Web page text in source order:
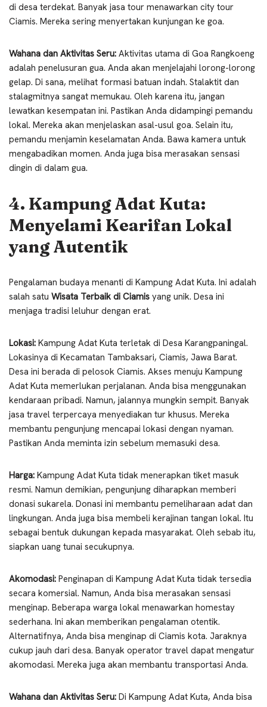
di desa terdekat. Banyak jasa tour menawarkan city tour
Ciamis. Mereka sering menyertakan kunjungan ke goa.
Wahana dan Aktivitas Seru: Aktivitas utama di Goa Rangkoeng
adalah penelusuran gua. Anda akan menjelajahi lorong-lorong
gelap. Di sana, melihat formasi batuan indah. Stalaktit dan
stalagmitnya sangat memukau. Oleh karena itu, jangan
lewatkan kesempatan ini. Pastikan Anda didampingi pemandu
lokal. Mereka akan menjelaskan asal-usul goa. Selain itu,
pemandu menjamin keselamatan Anda. Bawa kamera untuk
mengabadikan momen. Anda juga bisa merasakan sensasi
dingin di dalam gua.
4. Kampung Adat Kuta:
Menyelami Kearifan Lokal
yang Autentik
Pengalaman budaya menanti di Kampung Adat Kuta. Ini adalah
salah satu Wisata Terbaik di Ciamis yang unik. Desa ini
menjaga tradisi leluhur dengan erat.
Lokasi: Kampung Adat Kuta terletak di Desa Karangpaningal.
Lokasinya di Kecamatan Tambaksari, Ciamis, Jawa Barat.
Desa ini berada di pelosok Ciamis. Akses menuju Kampung
Adat Kuta memerlukan perjalanan. Anda bisa menggunakan
kendaraan pribadi. Namun, jalannya mungkin sempit. Banyak
jasa travel terpercaya menyediakan tur khusus. Mereka
membantu pengunjung mencapai lokasi dengan nyaman.
Pastikan Anda meminta izin sebelum memasuki desa.
Harga: Kampung Adat Kuta tidak menerapkan tiket masuk
resmi. Namun demikian, pengunjung diharapkan memberi
donasi sukarela. Donasi ini membantu pemeliharaan adat dan
lingkungan. Anda juga bisa membeli kerajinan tangan lokal. Itu
sebagai bentuk dukungan kepada masyarakat. Oleh sebab itu,
siapkan uang tunai secukupnya.
Akomodasi: Penginapan di Kampung Adat Kuta tidak tersedia
secara komersial. Namun, Anda bisa merasakan sensasi
menginap. Beberapa warga lokal menawarkan homestay
sederhana. Ini akan memberikan pengalaman otentik.
Alternatifnya, Anda bisa menginap di Ciamis kota. Jaraknya
cukup jauh dari desa. Banyak operator travel dapat mengatur
akomodasi. Mereka juga akan membantu transportasi Anda.
Wahana dan Aktivitas Seru: Di Kampung Adat Kuta, Anda bisa